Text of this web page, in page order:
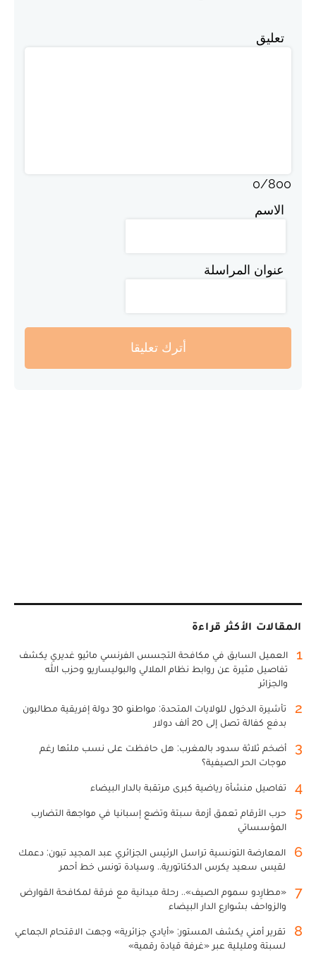
تعليق
0/800
الاسم
عنوان المراسلة
أترك تعليقا
المقالات الأكثر قراءة
1
العميل السابق في مكافحة التجسس الفرنسي ماثيو غديري يكشف
تفاصيل مثيرة عن روابط نظام الملالي والبوليساريو وحزب الله
والجزائر
2
تأشيرة الدخول للولايات المتحدة: مواطنو 30 دولة إفريقية مطالبون
بدفع كفالة تصل إلى 20 ألف دولار
3
أضخم ثلاثة سدود بالمغرب: هل حافظت على نسب ملئها رغم
موجات الحر الصيفية؟
4 تفاصيل منشأة رياضية كبرى مرتقبة بالدار البيضاء
5
حرب الأرقام تعمق أزمة سبتة وتضع إسبانيا في مواجهة التضارب
المؤسساتي
6
المعارضة التونسية تراسل الرئيس الجزائري عبد المجيد تبون: دعمك
لقيس سعيد يكرس الدكتاتورية.. وسيادة تونس خط أحمر
7
«مطارِدو سموم الصيف».. رحلة ميدانية مع فرقة لمكافحة القوارض
والزواحف بشوارع الدار البيضاء
8
تقرير أمني يكشف المستور: «أيادي جزائرية» وجهت الاقتحام الجماعي
لسبتة ومليلية عبر «غرفة قيادة رقمية»